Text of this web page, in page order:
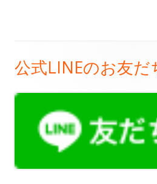
メ
イ
イ
公式LINEのお友だ